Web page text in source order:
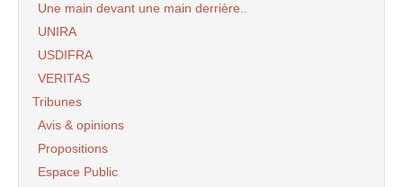
Une main devant une main derrière..
UNIRA
USDIFRA
VERITAS
Tribunes
Avis & opinions
Propositions
Espace Public